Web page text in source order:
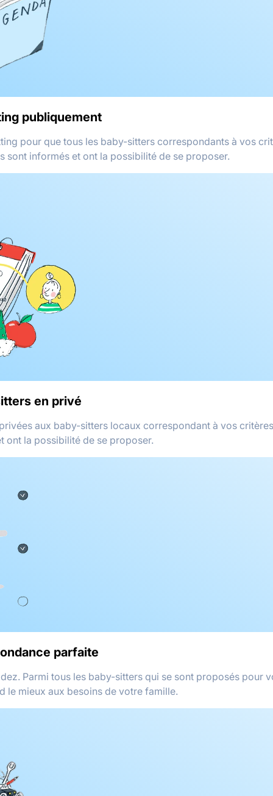
publiquement
pour que tous les baby-sitters correspondants à vos
sont informés et ont la possibilité de se proposer.
en privé
aux baby-sitters locaux correspondant à vos
ont la possibilité de se proposer.
parfaite
Parmi tous les baby-sitters qui se sont proposés pour
le mieux aux besoins de votre famille.